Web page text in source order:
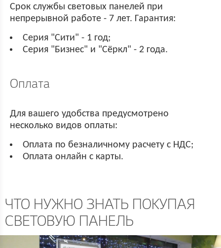
Срок службы световых панелей при
непрерывной работе - 7 лет. Гарантия:
Серия "Сити" - 1 год;
Серия "Бизнес" и "Сёркл" - 2 года.
Оплата
Для вашего удобства предусмотрено
несколько видов оплаты:
Оплата по безналичному расчету с НДС;
Оплата онлайн с карты.
ЧТО НУЖНО ЗНАТЬ ПОКУПАЯ
СВЕТОВУЮ ПАНЕЛЬ